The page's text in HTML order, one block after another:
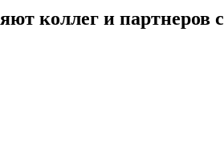
коллег и партнеров с